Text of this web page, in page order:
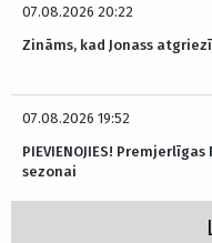
07.08.2026 20:22
Zināms, kad Jonass
07.08.2026 19:52
PIEVIENOJIES!
sezonai